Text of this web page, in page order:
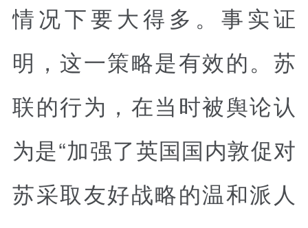
情况下要大得多。事实证
明，这一策略是有效的。苏
联的行为，在当时被舆论认
为是“加强了英国国内敦促对
苏采取友好战略的温和派人